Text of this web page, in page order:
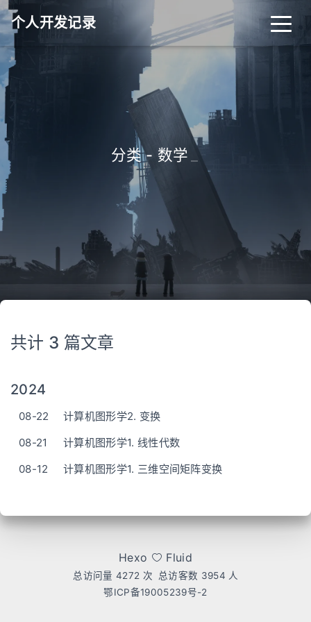
个人开发记录
分类 - 数学
共计 3 篇文章
2024
08-22
计算机图形学2. 变换
08-21
计算机图形学1. 线性代数
08-12
计算机图形学1. 三维空间矩阵变换
Hexo Fluid
总访问量4272 次 总访客数 3954 人
鄂ICP备19005239号-2